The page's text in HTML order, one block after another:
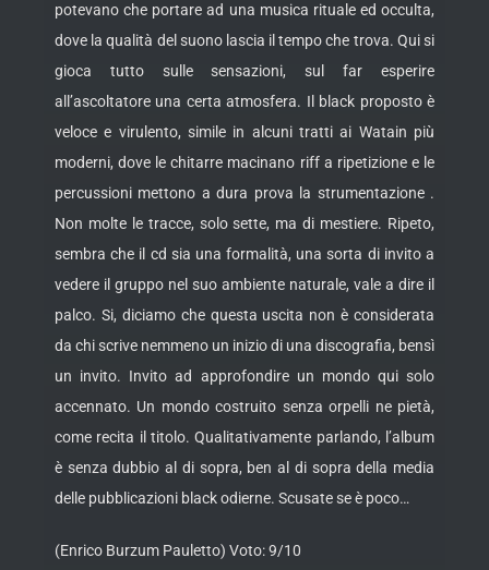
potevano che portare ad una musica rituale ed occulta,
dove la qualità del suono lascia il tempo che trova. Qui si
gioca tutto sulle sensazioni, sul far esperire
all’ascoltatore una certa atmosfera. Il black proposto è
veloce e virulento, simile in alcuni tratti ai Watain più
moderni, dove le chitarre macinano riff a ripetizione e le
percussioni mettono a dura prova la strumentazione .
Non molte le tracce, solo sette, ma di mestiere. Ripeto,
sembra che il cd sia una formalità, una sorta di invito a
vedere il gruppo nel suo ambiente naturale, vale a dire il
palco. Si, diciamo che questa uscita non è considerata
da chi scrive nemmeno un inizio di una discografia, bensì
un invito. Invito ad approfondire un mondo qui solo
accennato. Un mondo costruito senza orpelli ne pietà,
come recita il titolo. Qualitativamente parlando, l’album
è senza dubbio al di sopra, ben al di sopra della media
delle pubblicazioni black odierne. Scusate se è poco…
(Enrico Burzum Pauletto) Voto: 9/10